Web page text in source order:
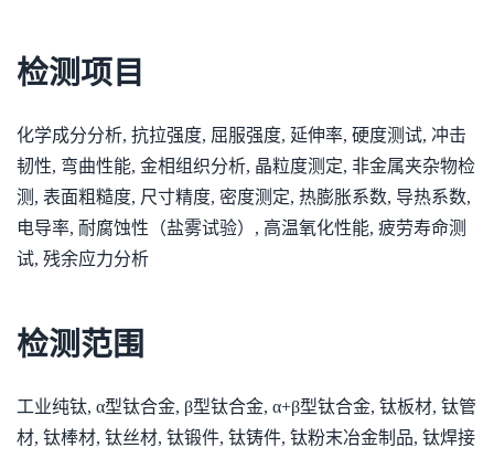
检测项目
化学成分分析, 抗拉强度, 屈服强度, 延伸率, 硬度测试, 冲击
韧性, 弯曲性能, 金相组织分析, 晶粒度测定, 非金属夹杂物检
测, 表面粗糙度, 尺寸精度, 密度测定, 热膨胀系数, 导热系数,
电导率, 耐腐蚀性（盐雾试验）, 高温氧化性能, 疲劳寿命测
试, 残余应力分析
检测范围
工业纯钛, α型钛合金, β型钛合金, α+β型钛合金, 钛板材, 钛管
材, 钛棒材, 钛丝材, 钛锻件, 钛铸件, 钛粉末冶金制品, 钛焊接